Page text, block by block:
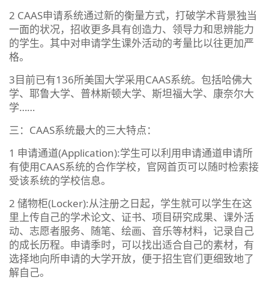
2 CAAS申请系统通过新的衡量方式，打破学术背景独当
一面的状况，招收更多具有创造力、领导力和思辨能力
的学生。其中对申请学生课外活动的考量比以往更加严
格。
3目前已有136所美国大学采用CAAS系统。包括哈佛大
学、耶鲁大学、普林斯顿大学、斯坦福大学、康奈尔大
学……
三：CAAS系统最大的三大特点：
1 申请通道(Application):学生可以利用申请通道申请所
有使用CAAS系统的合作学校，官网首页可以随时检索接
受该系统的学校信息。
2 储物柜(Locker):从注册之日起，学生就可以学生在这
里上传自己的学术论文、证书、项目研究成果、课外活
动、志愿者服务、随笔、绘画、音乐等材料，记录自己
的成长历程。申请季时，可以找出适合自己的素材，有
选择地向所申请的大学开放，便于招生官们更细致地了
解自己。